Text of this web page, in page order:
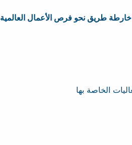
خارطة طريق نحو فرص الأعمال العالمية